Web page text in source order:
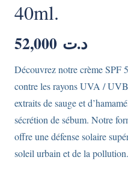
40ml.
د.ت
Découvrez notre crème SPF
contre les rayons UVA /
extraits de sauge et
sécrétion de sébum. Notre
offre une défense solaire
soleil urbain et de la pollution.